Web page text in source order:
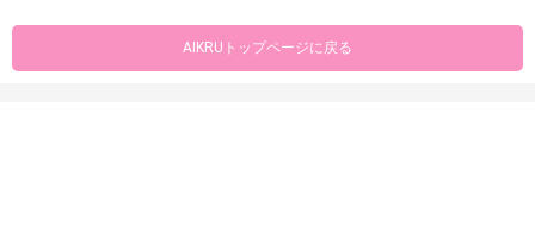
AIKRUトップページに戻る